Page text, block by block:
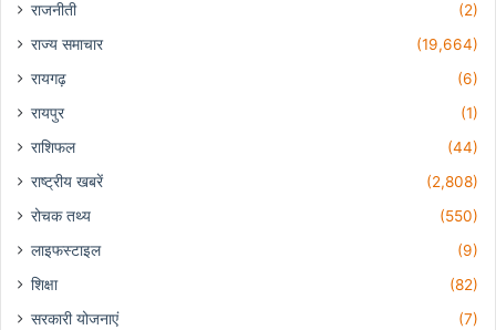
राजनीती
(2)
राज्य समाचार
(19,664)
रायगढ़
(6)
रायपुर
(1)
राशिफल
(44)
राष्ट्रीय खबरें
(2,808)
रोचक तथ्य
(550)
लाइफस्टाइल
(9)
शिक्षा
(82)
सरकारी योजनाएं
(7)